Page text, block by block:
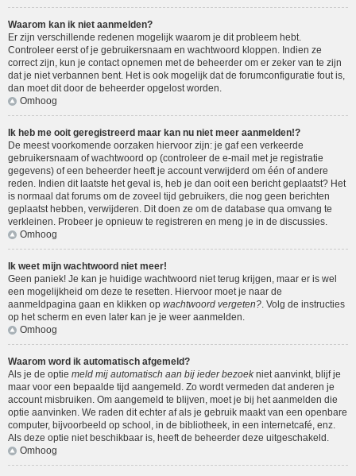
Waarom kan ik niet aanmelden?
Er zijn verschillende redenen mogelijk waarom je dit probleem hebt.
Controleer eerst of je gebruikersnaam en wachtwoord kloppen. Indien ze
correct zijn, kun je contact opnemen met de beheerder om er zeker van te zijn
dat je niet verbannen bent. Het is ook mogelijk dat de forumconfiguratie fout is,
dan moet dit door de beheerder opgelost worden.
Omhoog
Ik heb me ooit geregistreerd maar kan nu niet meer aanmelden!?
De meest voorkomende oorzaken hiervoor zijn: je gaf een verkeerde
gebruikersnaam of wachtwoord op (controleer de e-mail met je registratie
gegevens) of een beheerder heeft je account verwijderd om één of andere
reden. Indien dit laatste het geval is, heb je dan ooit een bericht geplaatst? Het
is normaal dat forums om de zoveel tijd gebruikers, die nog geen berichten
geplaatst hebben, verwijderen. Dit doen ze om de database qua omvang te
verkleinen. Probeer je opnieuw te registreren en meng je in de discussies.
Omhoog
Ik weet mijn wachtwoord niet meer!
Geen paniek! Je kan je huidige wachtwoord niet terug krijgen, maar er is wel
een mogelijkheid om deze te resetten. Hiervoor moet je naar de
aanmeldpagina gaan en klikken op wachtwoord vergeten?. Volg de instructies
op het scherm en even later kan je je weer aanmelden.
Omhoog
Waarom word ik automatisch afgemeld?
Als je de optie meld mij automatisch aan bij ieder bezoekniet aanvinkt, blijf je
maar voor een bepaalde tijd aangemeld. Zo wordt vermeden dat anderen je
account misbruiken. Om aangemeld te blijven, moet je bij het aanmelden die
optie aanvinken. We raden dit echter af als je gebruik maakt van een openbare
computer, bijvoorbeeld op school, in de bibliotheek, in een internetcafé, enz.
Als deze optie niet beschikbaar is, heeft de beheerder deze uitgeschakeld.
Omhoog